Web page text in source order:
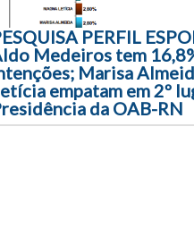
PERFIL
Medeiros tem
Marisa
empatam em 2º
da OAB-RN